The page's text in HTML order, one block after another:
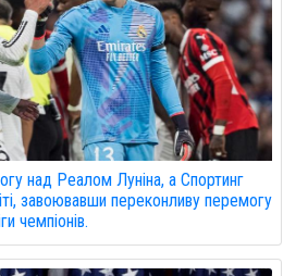
над Реалом Луніна, а Спортинг
завоювавши переконливу перемогу
чемпіонів.